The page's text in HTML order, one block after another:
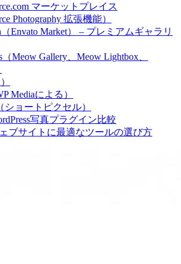
マーケットプレイス
Photography 拡張機能）
（Envato Market） – プレミアムギャラリ
Meow Gallery、Meow Lightbox、
Mediaによる）
ショートピクセル）
写真プラグイン比較
ブサイトに最適なツールの選び方